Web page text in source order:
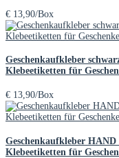
€ 13,90/Box
Geschenkaufkleber
Klebeetiketten für
€ 13,90/Box
Geschenkaufkleber
Klebeetiketten für